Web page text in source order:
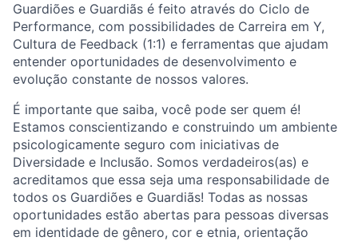
Guardiões e Guardiãs é feito através do Ciclo de
Performance, com possibilidades de Carreira em Y,
Cultura de Feedback (1:1) e ferramentas que ajudam
entender oportunidades de desenvolvimento e
evolução constante de nossos valores.
É importante que saiba, você pode ser quem é!
Estamos conscientizando e construindo um ambiente
psicologicamente seguro com iniciativas de
Diversidade e Inclusão. Somos verdadeiros(as) e
acreditamos que essa seja uma responsabilidade de
todos os Guardiões e Guardiãs! Todas as nossas
oportunidades estão abertas para pessoas diversas
em identidade de gênero, cor e etnia, orientação